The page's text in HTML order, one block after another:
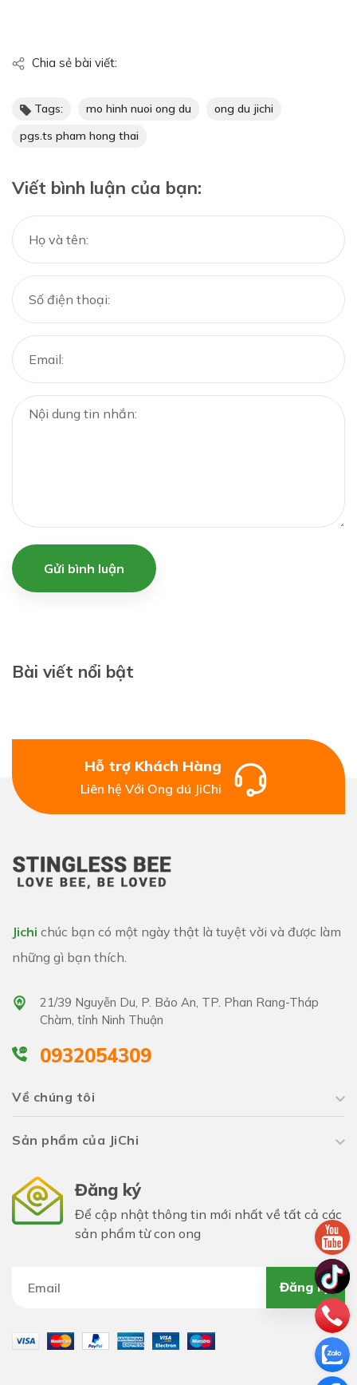
Chia sẻ bài viết:
Tags: mo hinh nuoi ong du
ong du jichi
pgs.ts pham hong thai
Viết bình luận của bạn:
Gửi bình luận
Bài viết nổi bật
Hỗ trợ Khách Hàng
Liên hệ Với Ong dú JiChi
Jichi chúc bạn có một ngày thật là tuyệt vời và được làm
những gì bạn thích.
21/39 Nguyễn Du, P. Bảo An, TP. Phan Rang-Tháp
Chàm, tỉnh Ninh Thuận
0932054309
Về chúng tôi
Sản phẩm của JiChi
Đăng ký
Để cập nhật thông tin mới nhất về tất cả các
sản phẩm từ con ong
Đăng ký